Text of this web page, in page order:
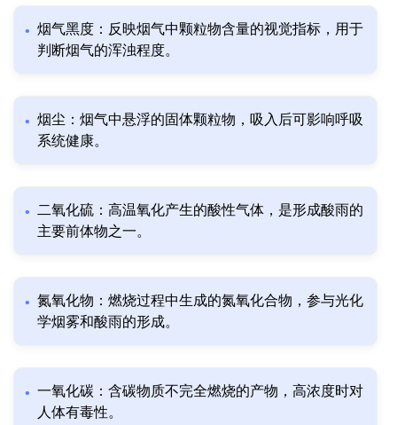
烟气黑度：反映烟气中颗粒物含量的视觉指标，用于
判断烟气的浑浊程度。
烟尘：烟气中悬浮的固体颗粒物，吸入后可影响呼吸
系统健康。
二氧化硫：高温氧化产生的酸性气体，是形成酸雨的
主要前体物之一。
氮氧化物：燃烧过程中生成的氮氧化合物，参与光化
学烟雾和酸雨的形成。
一氧化碳：含碳物质不完全燃烧的产物，高浓度时对
人体有毒性。